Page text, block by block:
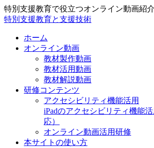
特別支援教育で役立つオンライン動画紹
特別支援教育と支援技術
ホーム
オンライン動画
教材製作動画
教材活用動画
教材解説動画
研修コンテンツ
アクセシビリティ機能活用
iPadのアクセシビリティ機能
応）
オンライン動画活用研修
本サイトの使い方